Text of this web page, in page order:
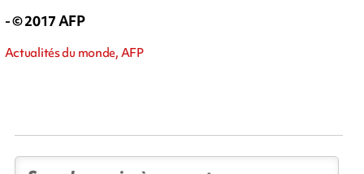
- © 2017 AFP
Actualités du monde, AFP